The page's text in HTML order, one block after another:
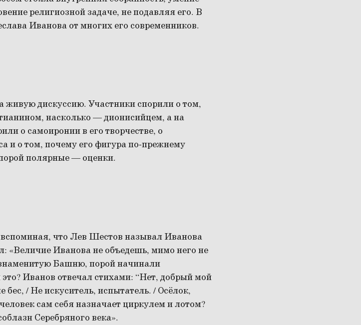
религиозной задаче, не подавляя его. В
Иванова от многих его современников.
живую дискуссию. Участники спорили о том,
насколько — дионисийцем, а на
о самоиронии в его творчестве, о
и о том, почему его фигура по-прежнему
полярные — оценки.
что Лев Шестов называл Иванова
«Величие Иванова не объедешь, мимо него не
Башню, порой начинали
это? Иванов отвечал стихами: “Нет, добрый мой
/ Не искуситель, испытатель. / Осёлок,
сам себя назначает циркулем и лотом?
Серебряного века».